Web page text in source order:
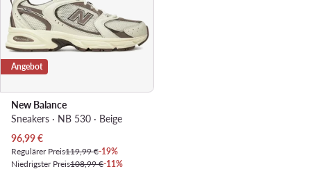
Angebot
New Balance
Sneakers · NB 530 · Beige
Aktueller Preis
96,99€
Regulärer Preis119,99 €-19%
Niedrigster Preis108,99 €-11%